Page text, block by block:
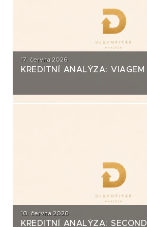
17. června 2026
KREDITNÍ ANALÝZA: VIAGEM
10. června 2026
KREDITNÍ ANALÝZA: SECOND